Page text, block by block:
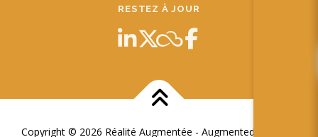
RESTEZ À JOUR
Copyright © 2026 Réalité Augmentée - Augmented Reality